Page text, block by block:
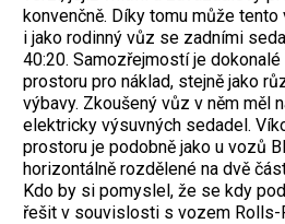
konvenčně. Díky tomu může
i jako rodinný vůz se zadními
40:20. Samozřejmostí je
prostoru pro náklad, stejně jako
výbavy. Zkoušený vůz v něm měl
elektricky výsuvných sedadel.
prostoru je podobně jako u vozů
horizontálně rozdělené na dvě
Kdo by si pomyslel, že se kdy
řešit v souvislosti s vozem Rolls-